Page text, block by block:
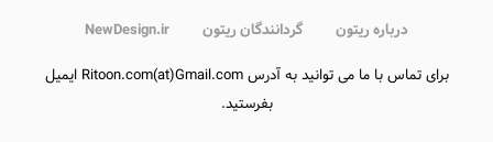
درباره ریتون گردانندگان ریتون NewDesign.ir
برای تماس با ما می توانید به آدرس Ritoon.com(at)Gmail.com ایمیل
بفرستید.